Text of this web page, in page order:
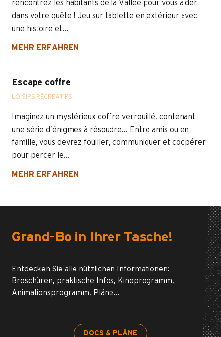
rencontrez les habitants de la Vallée pour vous aider
dans votre quête ! Jeu sur tablette en extérieur avec
une histoire et...
MEHR ERFAHREN
Escape coffre
LOISIRS RÉCRÉATIFS
Imaginez un mystérieux coffre verrouillé, contenant
une série d’énigmes à résoudre… Entre amis ou en
famille, vous devrez fouiller, communiquer et coopérer
pour percer le...
MEHR ERFAHREN
Grand-Bo in Ihrer Tasche!
Entdecken Sie alle nützlichen Informationen:
Broschüren, praktische Infos, Kinoprogramm,
Animationsprogramm, Pläne…
DOCS & PLÄNE